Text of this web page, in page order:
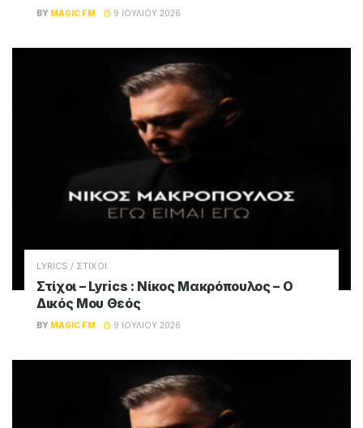
BY MAGIC FM 9 ΙΟΥΛΊΟΥ 2026
LYRICS / ΣΤΙΧΟΙ
Στίχοι – Lyrics : Νίκος Μακρόπουλος – Ο
Δικός Μου Θεός
BY MAGIC FM 9 ΙΟΥΛΊΟΥ 2026